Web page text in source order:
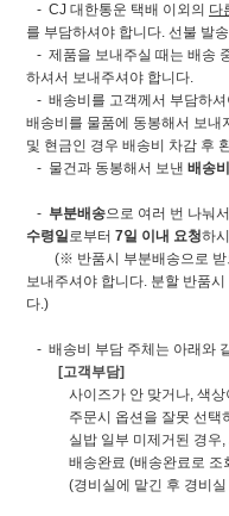
- CJ 대한통운 택배 이외의 다
를 부담하셔야 합니다. 선불 발
- 제품을 보내주실 때는 배송
하셔서 보내주셔야 합니다.
- 배송비를 고객께서 부담하셔
배송비를 물품에 동봉해서 보내
및 현금인 경우 배송비 차감 후
- 물건과 동봉해서 보낸 배송
- 부분배송으로 여러 번 나눠
수령일로부터 7일 이내 요청하
(※ 반품시 부분배송으로 받
보내주셔야 합니다. 분할 반품
다.)
- 배송비 부담 주체는 아래와
[고객부담]
사이즈가 안 맞거나, 색상이
주문시 옵션을 잘못 선택
실밥 일부 미제거된 경우,
배송완료 (배송완료로 조회
(경비실에 맡긴 후 경비실